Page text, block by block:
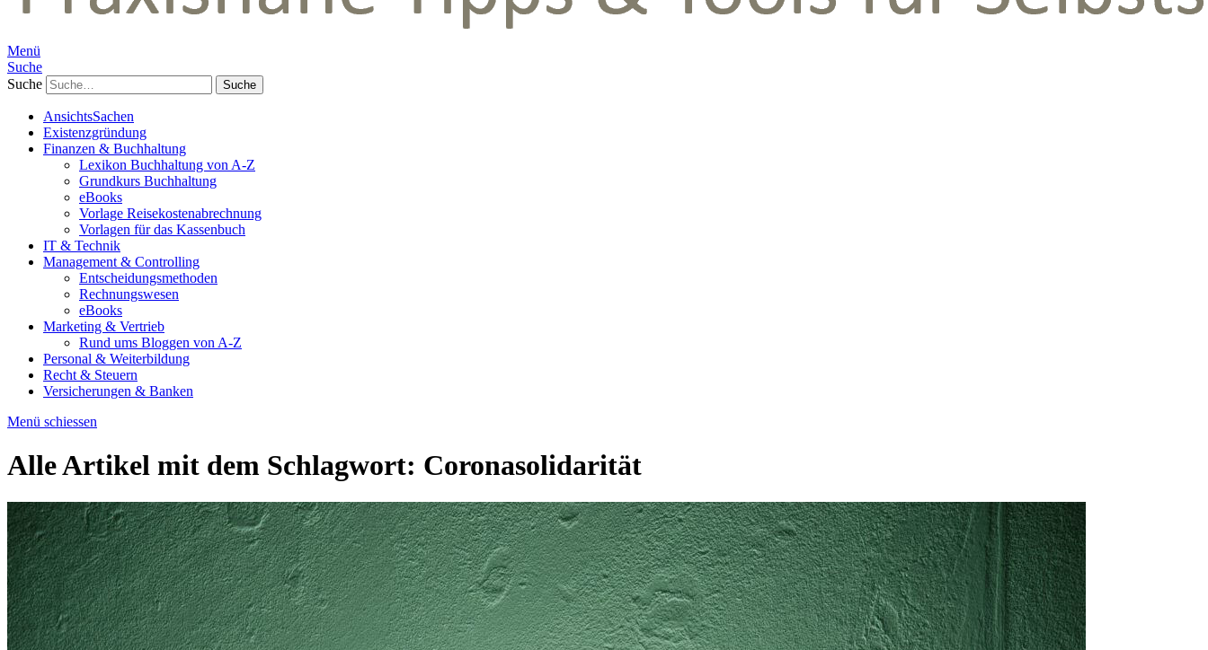
Menü
Suche
Suche
AnsichtsSachen
Existenzgründung
Finanzen & Buchhaltung
Lexikon Buchhaltung von A-Z
Grundkurs Buchhaltung
eBooks
Vorlage Reisekostenabrechnung
Vorlagen für das Kassenbuch
IT & Technik
Management & Controlling
Entscheidungsmethoden
Rechnungswesen
eBooks
Marketing & Vertrieb
Rund ums Bloggen von A-Z
Personal & Weiterbildung
Recht & Steuern
Versicherungen & Banken
Menü schiessen
Alle Artikel mit dem Schlagwort: Coronasolidarität